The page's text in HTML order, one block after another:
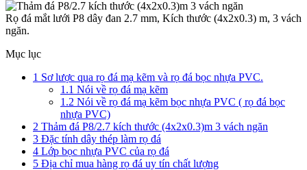
Rọ đá mắt lưới P8 dây đan 2.7 mm, Kích thước (4x2x0.3) m, 3 vách
ngăn.
Mục lục
1 Sơ lược qua rọ đá mạ kẽm và rọ đá bọc nhựa PVC.
1.1 Nói về rọ đá mạ kẽm
1.2 Nói về rọ đá mạ kẽm bọc nhựa PVC ( rọ đá bọc
nhựa PVC)
2 Thảm đá P8/2.7 kích thước (4x2x0.3)m 3 vách ngăn
3 Đặc tính dây thép làm rọ đá
4 Lớp bọc nhựa PVC của rọ đá
5 Địa chỉ mua hàng rọ đá uy tín chất lượng